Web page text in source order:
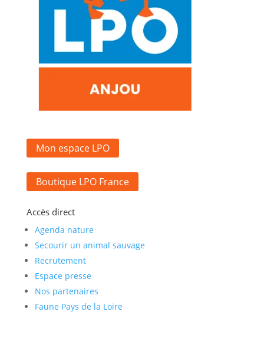
Mon espace LPO
Boutique LPO France
Accès direct
Agenda nature
Secourir un animal sauvage
Recrutement
Espace presse
Nos partenaires
Faune Pays de la Loire